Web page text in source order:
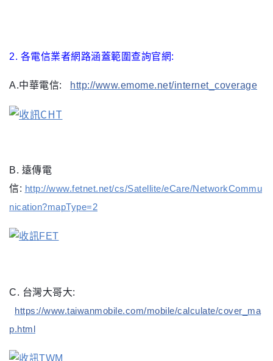
2. 各電信業者網路涵蓋範圍查詢官網:
A.中華電信: http://www.emome.net/internet_coverage
B. 遠傳電
信: http://www.fetnet.net/cs/Satellite/eCare/NetworkCommu
nication?mapType=2
C. 台灣大哥大:
https://www.taiwanmobile.com/mobile/calculate/cover_ma
p.html